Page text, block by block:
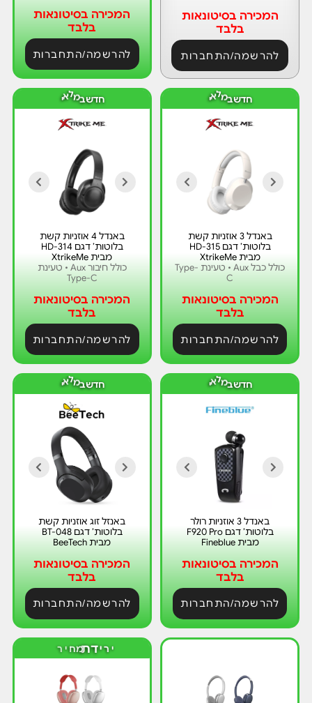
המכירה בסיטונאות
בלבד
להרשמה/התחברות
המכירה בסיטונאות
בלבד
להרשמה/התחברות
חדשבמלאי
באנדל 3 אוזניות קשת
בלוטות’ דגם HD-315
מבית XtrikeMe
כולל כבל Aux • טעינת Type-
C
המכירה בסיטונאות
בלבד
להרשמה/התחברות
חדשבמלאי
באנדל 4 אוזניות קשת
בלוטות’ דגם HD-314
מבית XtrikeMe
כולל חיבור Aux • טעינת
Type-C
המכירה בסיטונאות
בלבד
להרשמה/התחברות
חדשבמלאי
באנדל 3 אוזניות רולר
בלוטות’ דגם F920 Pro
מבית Fineblue
המכירה בסיטונאות
בלבד
להרשמה/התחברות
חדשבמלאי
באנזל זוג אוזניות קשת
בלוטות’ דגם BT-048
מבית BeeTech
המכירה בסיטונאות
בלבד
להרשמה/התחברות
ירידת מחי